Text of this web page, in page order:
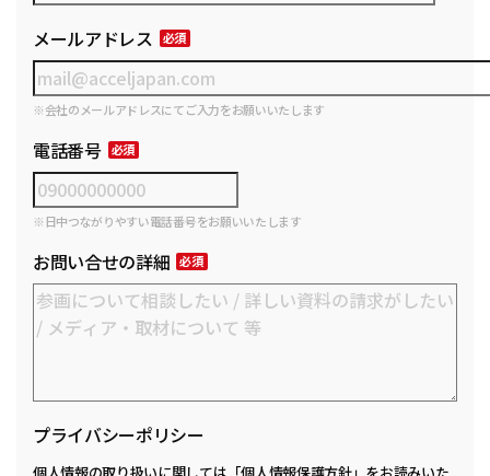
メールアドレス
※会社のメールアドレスにてご入力をお願いいたします
電話番号
※日中つながりやすい電話番号をお願いいたします
お問い合せの詳細
プライバシーポリシー